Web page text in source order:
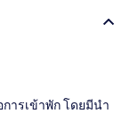
ารเข้าพัก โดยมีนำ